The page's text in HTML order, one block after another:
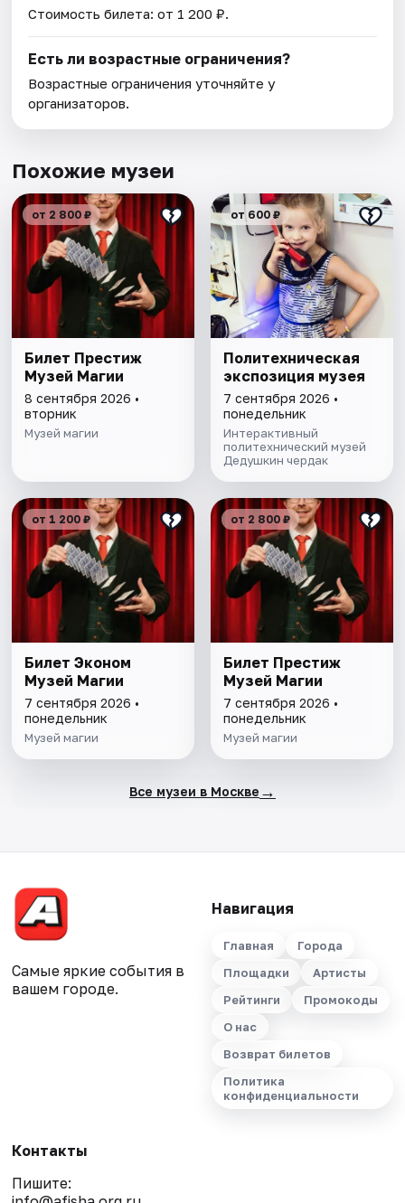
Стоимость билета: от 1 200 ₽.
Есть ли возрастные ограничения?
Возрастные ограничения уточняйте у
организаторов.
Похожие музеи
от 2 800 ₽
Билет Престиж
Музей Магии
8 сентября 2026 •
вторник
Музей магии
от 600 ₽
Политехническая
экспозиция музея
7 сентября 2026 •
понедельник
Интерактивный
политехнический музей
Дедушкин чердак
от 1 200 ₽
Билет Эконом
Музей Магии
7 сентября 2026 •
понедельник
Музей магии
от 2 800 ₽
Билет Престиж
Музей Магии
7 сентября 2026 •
понедельник
Музей магии
Все музеи в Москве →
Самые яркие события в
вашем городе.
Навигация
Главная
Города
Площадки
Артисты
Рейтинги
Промокоды
О нас
Возврат билетов
Политика
конфиденциальности
Контакты
Пишите: